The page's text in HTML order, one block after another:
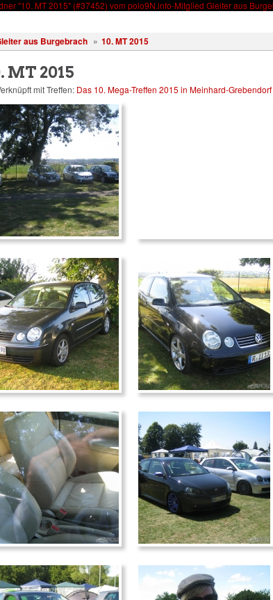
aus Burgebrach » 10. MT 2015
MT 2015
mit Treffen: Das 10. Mega-Treffen 2015 in Meinhard-Grebendorf